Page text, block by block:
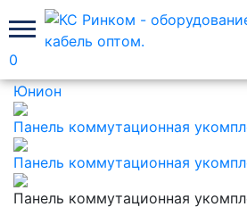
0
Главная
Юнион